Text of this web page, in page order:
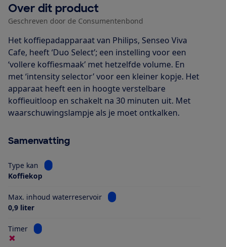
Over dit product
Geschreven door de Consumentenbond
Het koffiepadapparaat van Philips, Senseo Viva
Cafe, heeft ‘Duo Select’; een instelling voor een
‘vollere koffiesmaak’ met hetzelfde volume. En
met ‘intensity selector’ voor een kleiner kopje. Het
apparaat heeft een in hoogte verstelbare
koffieuitloop en schakelt na 30 minuten uit. Met
waarschuwingslampje als je moet ontkalken.
Samenvatting
Type kan
Bekijk informatie voor Type kan
Koffiekop
Max. inhoud waterreservoir
Bekijk informatie voor Max.
0,9 liter
Timer Bekijk informatie voor Timer